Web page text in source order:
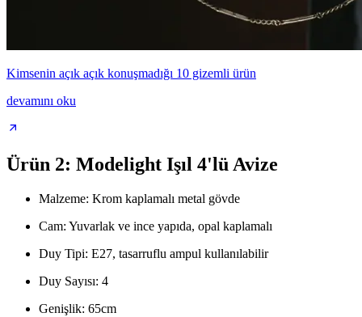
Kimsenin açık açık konuşmadığı 10 gizemli ürün
devamını oku
Ürün 2: Modelight Işıl 4'lü Avize
Malzeme: Krom kaplamalı metal gövde
Cam: Yuvarlak ve ince yapıda, opal kaplamalı
Duy Tipi: E27, tasarruflu ampul kullanılabilir
Duy Sayısı: 4
Genişlik: 65cm